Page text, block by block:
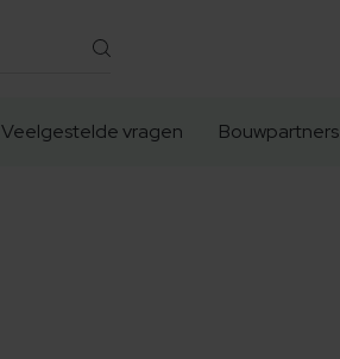
Veelgestelde vragen Bouwpartners